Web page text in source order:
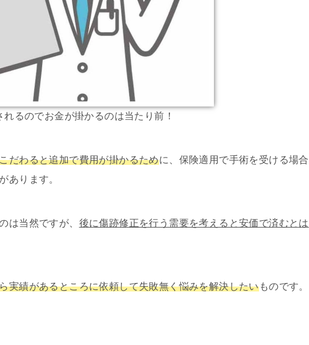
るのでお金が掛かるのは当たり前！
だわると追加で費用が掛かるために、保険適用で手術を受ける場合
あります。
は当然ですが、 後に傷跡修正を行う需要を考えると安価で済むとは
実績があるところに依頼して失敗無く悩みを解決したいものです。